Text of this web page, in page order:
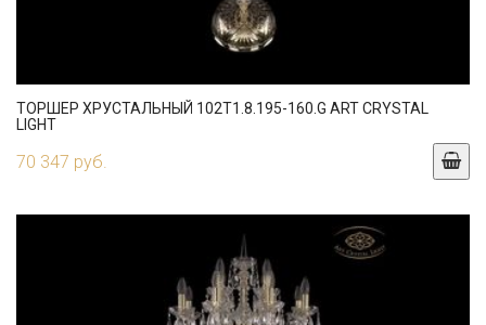
ТОРШЕР ХРУСТАЛЬНЫЙ 102T1.8.195-160.G ART CRYSTAL
LIGHT
70 347 руб.